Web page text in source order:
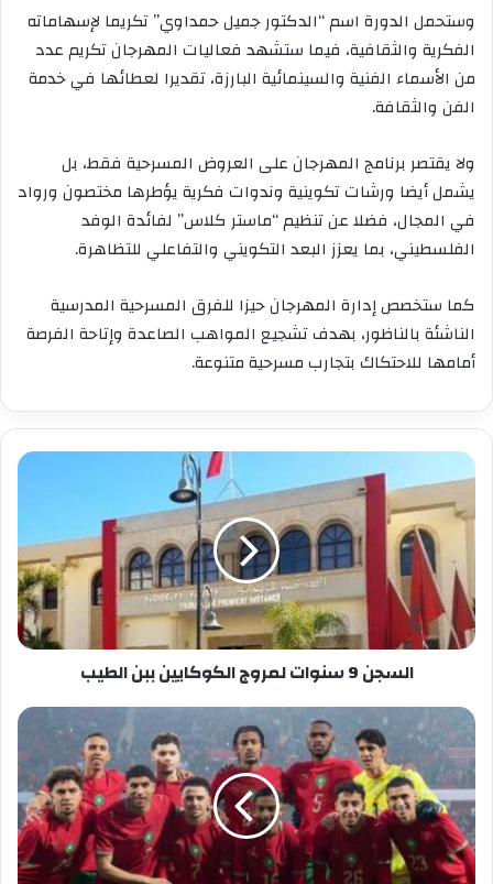
وستحمل الدورة اسم “الدكتور جميل حمداوي” تكريما لإسهاماته
الفكرية والثقافية، فيما ستشهد فعاليات المهرجان تكريم عدد
من الأسماء الفنية والسينمائية البارزة، تقديرا لعطائها في خدمة
الفن والثقافة.
ولا يقتصر برنامج المهرجان على العروض المسرحية فقط، بل
يشمل أيضا ورشات تكوينية وندوات فكرية يؤطرها مختصون ورواد
في المجال، فضلا عن تنظيم “ماستر كلاس” لفائدة الوفد
الفلسطيني، بما يعزز البعد التكويني والتفاعلي للتظاهرة.
كما ستخصص إدارة المهرجان حيزا للفرق المسرحية المدرسية
الناشئة بالناظور، بهدف تشجيع المواهب الصاعدة وإتاحة الفرصة
أمامها للاحتكاك بتجارب مسرحية متنوعة.
السجن
9
سنوات
لمروج
الكوكايين
ببن
الطيب
السجن 9 سنوات لمروج الكوكايين ببن الطيب
وهبي
يكشف
مستجدات
المنتخب
المغربي
قبل
المونديال:
إصابات